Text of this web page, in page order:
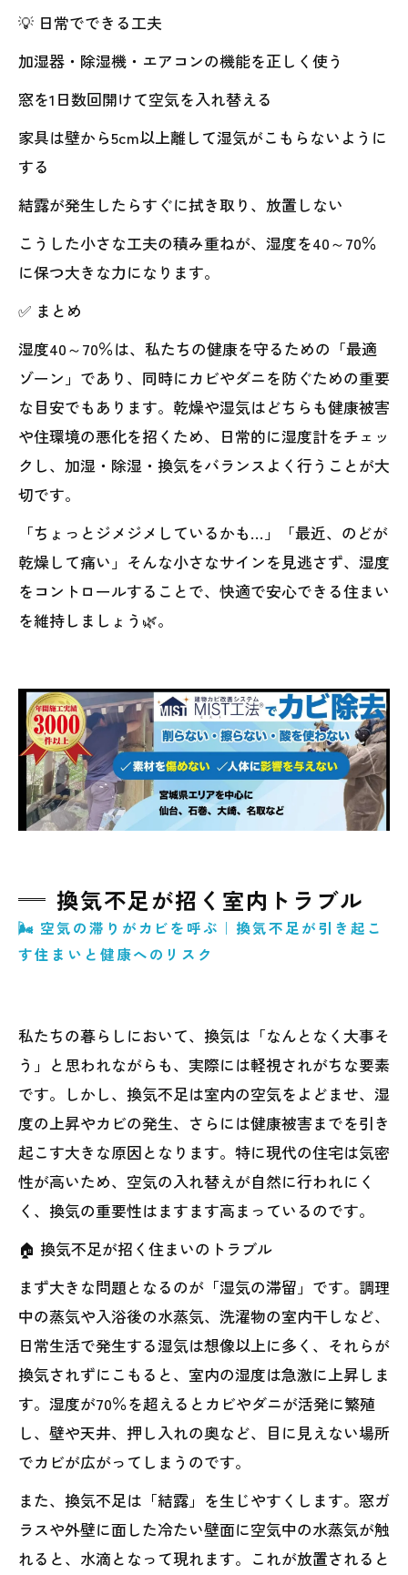
💡 日常でできる工夫
加湿器・除湿機・エアコンの機能を正しく使う
窓を1日数回開けて空気を入れ替える
家具は壁から5cm以上離して湿気がこもらないように
する
結露が発生したらすぐに拭き取り、放置しない
こうした小さな工夫の積み重ねが、湿度を40～70％
に保つ大きな力になります。
✅ まとめ
湿度40～70％は、私たちの健康を守るための「最適
ゾーン」であり、同時にカビやダニを防ぐための重要
な目安でもあります。乾燥や湿気はどちらも健康被害
や住環境の悪化を招くため、日常的に湿度計をチェッ
クし、加湿・除湿・換気をバランスよく行うことが大
切です。
「ちょっとジメジメしているかも…」「最近、のどが
乾燥して痛い」そんな小さなサインを見逃さず、湿度
をコントロールすることで、快適で安心できる住まい
を維持しましょう🌿。
換気不足が招く室内トラブル
🌬️ 空気の滞りがカビを呼ぶ｜換気不足が引き起こ
す住まいと健康へのリスク
私たちの暮らしにおいて、換気は「なんとなく大事そ
う」と思われながらも、実際には軽視されがちな要素
です。しかし、換気不足は室内の空気をよどませ、湿
度の上昇やカビの発生、さらには健康被害までを引き
起こす大きな原因となります。特に現代の住宅は気密
性が高いため、空気の入れ替えが自然に行われにく
く、換気の重要性はますます高まっているのです。
🏠 換気不足が招く住まいのトラブル
まず大きな問題となるのが「湿気の滞留」です。調理
中の蒸気や入浴後の水蒸気、洗濯物の室内干しなど、
日常生活で発生する湿気は想像以上に多く、それらが
換気されずにこもると、室内の湿度は急激に上昇しま
す。湿度が70％を超えるとカビやダニが活発に繁殖
し、壁や天井、押し入れの奥など、目に見えない場所
でカビが広がってしまうのです。
また、換気不足は「結露」を生じやすくします。窓ガ
ラスや外壁に面した冷たい壁面に空気中の水蒸気が触
れると、水滴となって現れます。これが放置されると